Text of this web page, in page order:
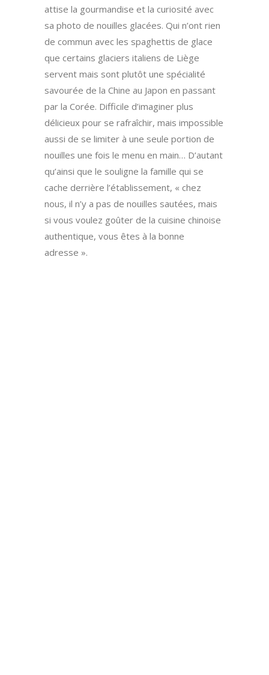
attise la gourmandise et la curiosité avec
sa photo de nouilles glacées. Qui n’ont rien
de commun avec les spaghettis de glace
que certains glaciers italiens de Liège
servent mais sont plutôt une spécialité
savourée de la Chine au Japon en passant
par la Corée. Difficile d’imaginer plus
délicieux pour se rafraîchir, mais impossible
aussi de se limiter à une seule portion de
nouilles une fois le menu en main… D’autant
qu’ainsi que le souligne la famille qui se
cache derrière l’établissement, « chez
nous, il n’y a pas de nouilles sautées, mais
si vous voulez goûter de la cuisine chinoise
authentique, vous êtes à la bonne
adresse ».